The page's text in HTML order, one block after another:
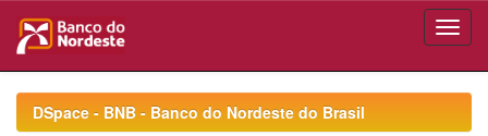
navigationDSpace - BNB - Banco do Nordeste do Brasil